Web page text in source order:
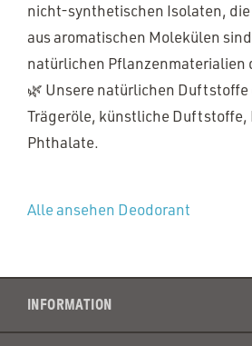
nicht-synthetischen Isolaten,
aus aromatischen Molekülen
natürlichen Pflanzenmaterialien
🌿 Unsere natürlichen
Trägeröle, künstliche Duftstoffe,
Phthalate.
Alle ansehen Deodorant
INFORMATION